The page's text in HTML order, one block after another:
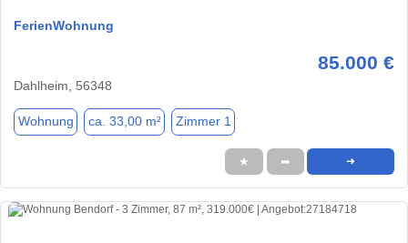
FerienWohnung
85.000 €
Dahlheim, 56348
Wohnung ca. 33,00 m² Zimmer 1
★ ➦ ➜